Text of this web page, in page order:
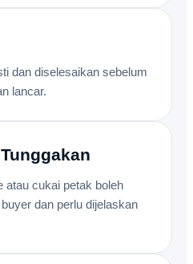
dan diselesaikan sebelum
lancar.
atau cukai petak boleh
dan perlu dijelaskan